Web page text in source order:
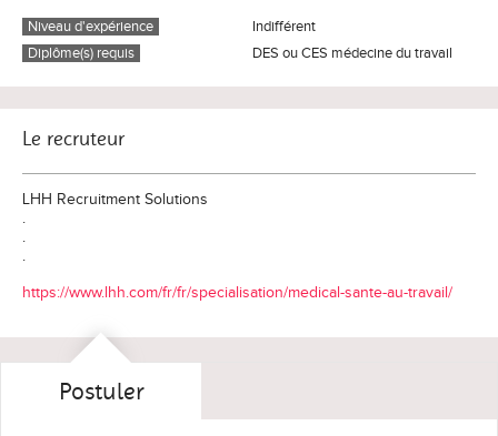
Niveau d'expérience
Indifférent
Diplôme(s) requis
DES ou CES médecine du travail
Le recruteur
LHH Recruitment Solutions
.
.
.
https://www.lhh.com/fr/fr/specialisation/medical-sante-au-travail/
Postuler